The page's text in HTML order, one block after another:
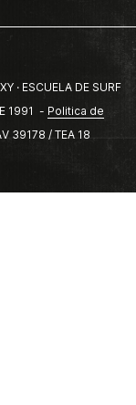
· ESCUELA DE SURF
1991 - Politica de
39178 / TEA 18